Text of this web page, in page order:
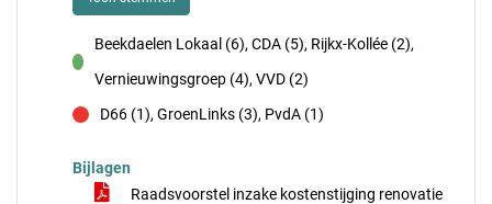
voor
Beekdaelen Lokaal (6), CDA (5), Rijkx-Kollée (2),
Vernieuwingsgroep (4), VVD (2)
D66 (1), GroenLinks (3), PvdA (1)
Bijlagen
Raadsvoorstel inzake kostenstijging renovatie